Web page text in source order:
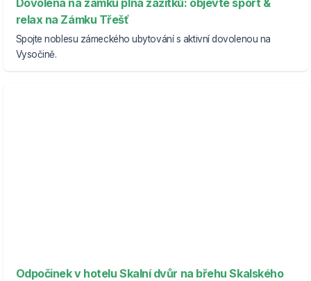
Dovolená na zámku plná zážitků: objevte sport &
relax na Zámku Třešť
Spojte noblesu zámeckého ubytování s aktivní dovolenou na
Vysočině.
Odpočinek v hotelu Skalní dvůr na břehu Skalského